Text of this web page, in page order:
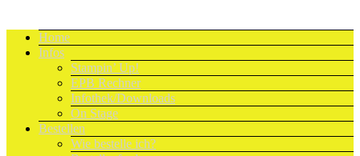
Home
Infos
Stampin’ Up!
EPB Rechner
Infothek/Downloads
On Stage
Bestellen
Wie bestelle ich?